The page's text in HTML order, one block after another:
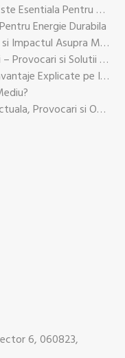
Ce Inseamna Energie Verde Si De Ce Este Esentiala Pentru Viitorul Planetei
Energie Durabila
Hidrocentrale: Avantaje, Dezavantaje si Impactul Asupra Mediului
Impactul Tehnologiei Asupra Mediului – Provocari si Solutii Sustenabile
Energia Geotermala: Avantaje si Dezavantaje Explicate pe Intelesul Tuturor
Energia Eoliana in România: Situatia Actuala, Provocari si Oportunitati
6, 060823,